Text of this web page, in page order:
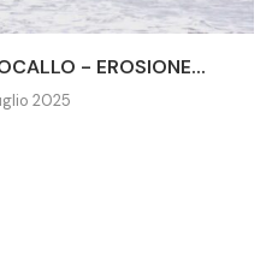
- EROSIONE...
2025